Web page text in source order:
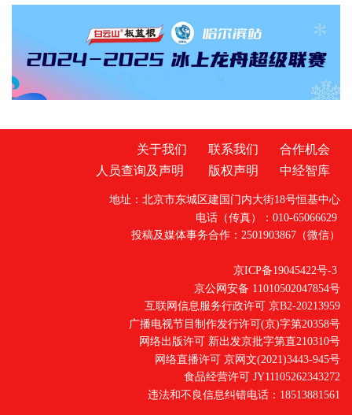
贡献移动力量！
关于我们 联系我们
合作机会
人员查询及声明
版权声明 中经智库
地址：北京市东城区建国门内大街18号恒基中心
电话（传真）：010-65066629
投稿及媒体事务合作：2501903867（微信）
京ICP备19045422号-3
京公网安备 11010502047854号
互联网信息服务行政许可 京B2-20213959
广播电视节目制作发行许可(京)字第20358号
网络出版许可 新出发京批字第直210310号
网络直播许可 京网文(2021)3443-945号
食品经营许可 JY11105262343272
违法和不良信息纠错电话：18513881561